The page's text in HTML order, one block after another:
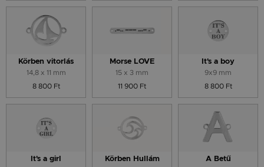
Körben vitorlás
14,8 x 11 mm
8 800 Ft
Morse LOVE
15 x 3 mm
11 900 Ft
It's a boy
9x9 mm
8 800 Ft
It's a girl Körben Hullám A Betű